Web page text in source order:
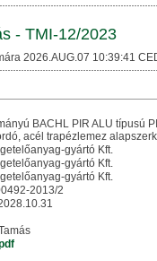
- TMI-12/2023
2026.AUG.07 10:39:41
BACHL PIR ALU típusú
acél trapézlemez
gyártó Kft.
gyártó Kft.
gyártó Kft.
2013/2